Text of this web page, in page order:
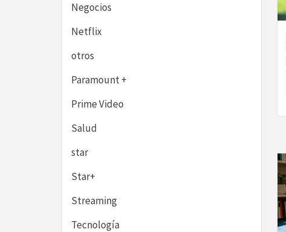
Negocios
Netflix
otros
Paramount +
Prime Video
Salud
star
Star+
Streaming
Tecnología